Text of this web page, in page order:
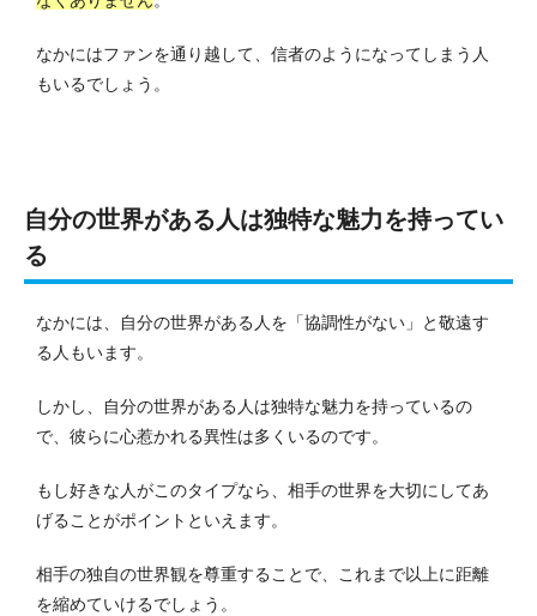
なかにはファンを通り越して、信者のようになってしまう人
もいるでしょう。
自分の世界がある人は独特な魅力を持ってい
る
なかには、自分の世界がある人を「協調性がない」と敬遠す
る人もいます。
しかし、自分の世界がある人は独特な魅力を持っているの
で、彼らに心惹かれる異性は多くいるのです。
もし好きな人がこのタイプなら、相手の世界を大切にしてあ
げることがポイントといえます。
相手の独自の世界観を尊重することで、これまで以上に距離
を縮めていけるでしょう。